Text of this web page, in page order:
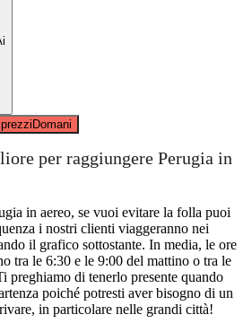
Domani
per raggiungere Perugia in
in aereo, se vuoi evitare la folla puoi
i nostri clienti viaggeranno nei
il grafico sottostante. In media, le ore
tra le 6:30 e le 9:00 del mattino o tra le
preghiamo di tenerlo presente quando
poiché potresti aver bisogno di un
in particolare nelle grandi città!